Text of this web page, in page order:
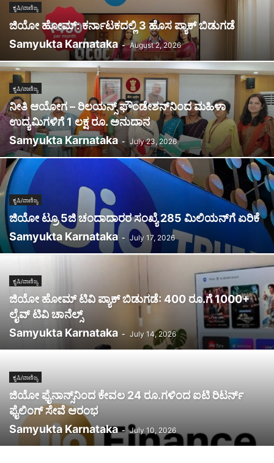
ಕೃಷಿ/ವಾಣಿಜ್ಯ
ಜಿಯೋ ಹೋಮ್: ಕರ್ನಾಟಕದಲ್ಲಿ 3 ಹೊಸ ಪ್ಯಾಕ್ ಬಿಡುಗಡೆ
Samyukta Karnataka - August 2, 2026
ಕೃಷಿ/ವಾಣಿಜ್ಯ
ನೀತಿ ಆಯೋಗ – ರಿಲಯನ್ಸ್ ಫೌಂಡೇಶನ್‌ನಿಂದ ಮಹಿಳಾ
ಉದ್ಯಮಿಗಳಿಗೆ 1 ಲಕ್ಷ ರೂ. ಅನುದಾನ
Samyukta Karnataka - July 23, 2026
ಕೃಷಿ/ವಾಣಿಜ್ಯ
ಜಿಯೋ ಟ್ರೂ 5ಜಿ ಚಂದಾದಾರರ ಸಂಖ್ಯೆ 285 ಮಿಲಿಯನ್‌ಗೆ ಏರಿಕೆ
Samyukta Karnataka - July 17, 2026
ಕೃಷಿ/ವಾಣಿಜ್ಯ
ಜಿಯೋ ಹೋಮ್ ಟಿವಿ ಪ್ಯಾಕ್ ಬಿಡುಗಡೆ: 400 ರೂ.ಗೆ 1000+
ಲೈವ್ ಟಿವಿ ಚಾನೆಲ್ಸ್
Samyukta Karnataka - July 14, 2026
ಕೃಷಿ/ವಾಣಿಜ್ಯ
ಜಿಯೋ ಫೈನಾನ್ಸ್‌ನಿಂದ ಕೇವಲ 24 ರೂ.ಗಳಿಂದ ಐಟಿ ರಿಟರ್ನ್‌
ಫೈಲಿಂಗ್‌ ಸೇವೆ ಆರಂಭ
Samyukta Karnataka - July 10, 2026